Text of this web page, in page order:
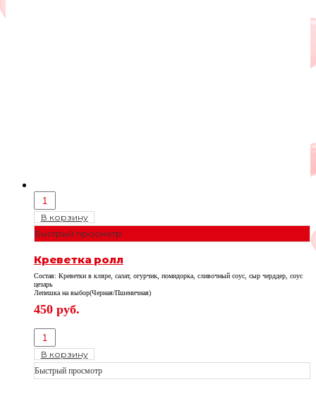
В корзину
Быстрый просмотр
Креветка ролл
Состав: Креветки в кляре, салат, огурчик, помидорка, сливочный соус, сыр черддер, соус
цезарь
Лепешка на выбор(Черная/Пшеничная)
450 руб.
В корзину
Быстрый просмотр